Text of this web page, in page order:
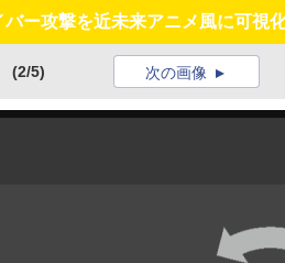
バー攻撃を近未来アニメ風に可視
(2/5) 次の画像